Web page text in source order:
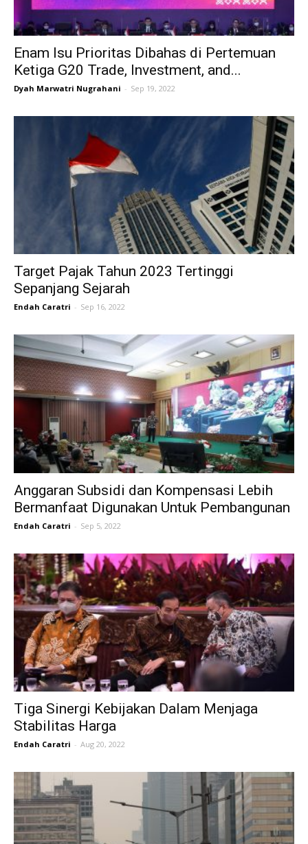
Enam Isu Prioritas Dibahas di Pertemuan
Ketiga G20 Trade, Investment, and...
Dyah Marwatri Nugrahani - Sep 19, 2022
Target Pajak Tahun 2023 Tertinggi
Sepanjang Sejarah
Endah Caratri - Sep 16, 2022
Anggaran Subsidi dan Kompensasi Lebih
Bermanfaat Digunakan Untuk Pembangunan
Endah Caratri - Sep 5, 2022
Tiga Sinergi Kebijakan Dalam Menjaga
Stabilitas Harga
Endah Caratri - Aug 20, 2022